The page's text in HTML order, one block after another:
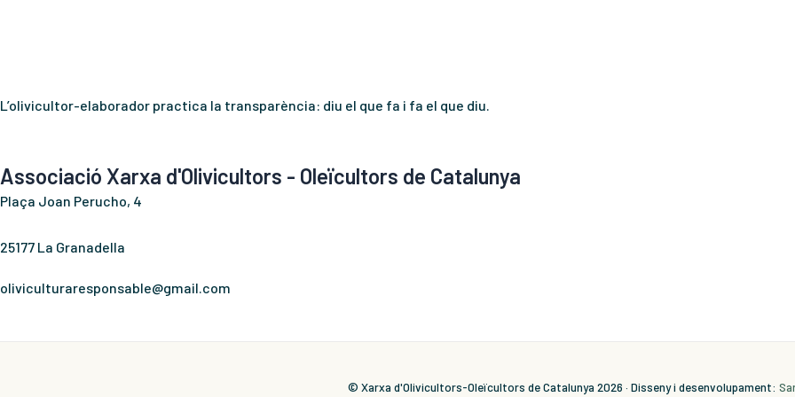
L’olivicultor-elaborador practica la transparència: diu el que fa i fa el que diu.
Associació Xarxa d'Olivicultors - Oleïcultors de Catalunya
Plaça Joan Perucho, 4
25177 La Granadella
oliviculturaresponsable@gmail.com
© Xarxa d'Olivicultors-Oleïcultors de Catalunya 2026 · Disseny i desenvolupament: